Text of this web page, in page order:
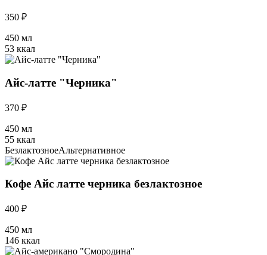
350 ₽
450 мл
53 ккал
Айс-латте "Черника"
370 ₽
450 мл
55 ккал
БезлактозноеАльтернативное
Кофе Айс латте черника безлактозное
400 ₽
450 мл
146 ккал